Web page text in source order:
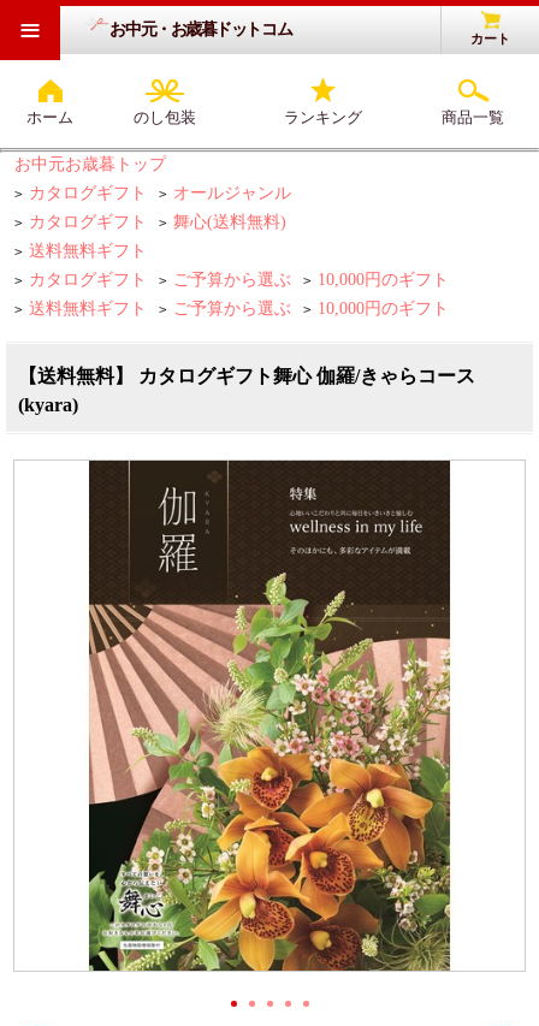
お中元・お歳暮ドットコム カート
ホーム のし包装 ランキング 商品一覧
≡
お中元お歳暮トップ
> カタログギフト > オールジャンル
> カタログギフト > 舞心(送料無料)
> 送料無料ギフト
> カタログギフト > ご予算から選ぶ > 10,000円のギフト
> 送料無料ギフト > ご予算から選ぶ > 10,000円のギフト
【送料無料】 カタログギフト舞心 伽羅/きゃらコース
(kyara)